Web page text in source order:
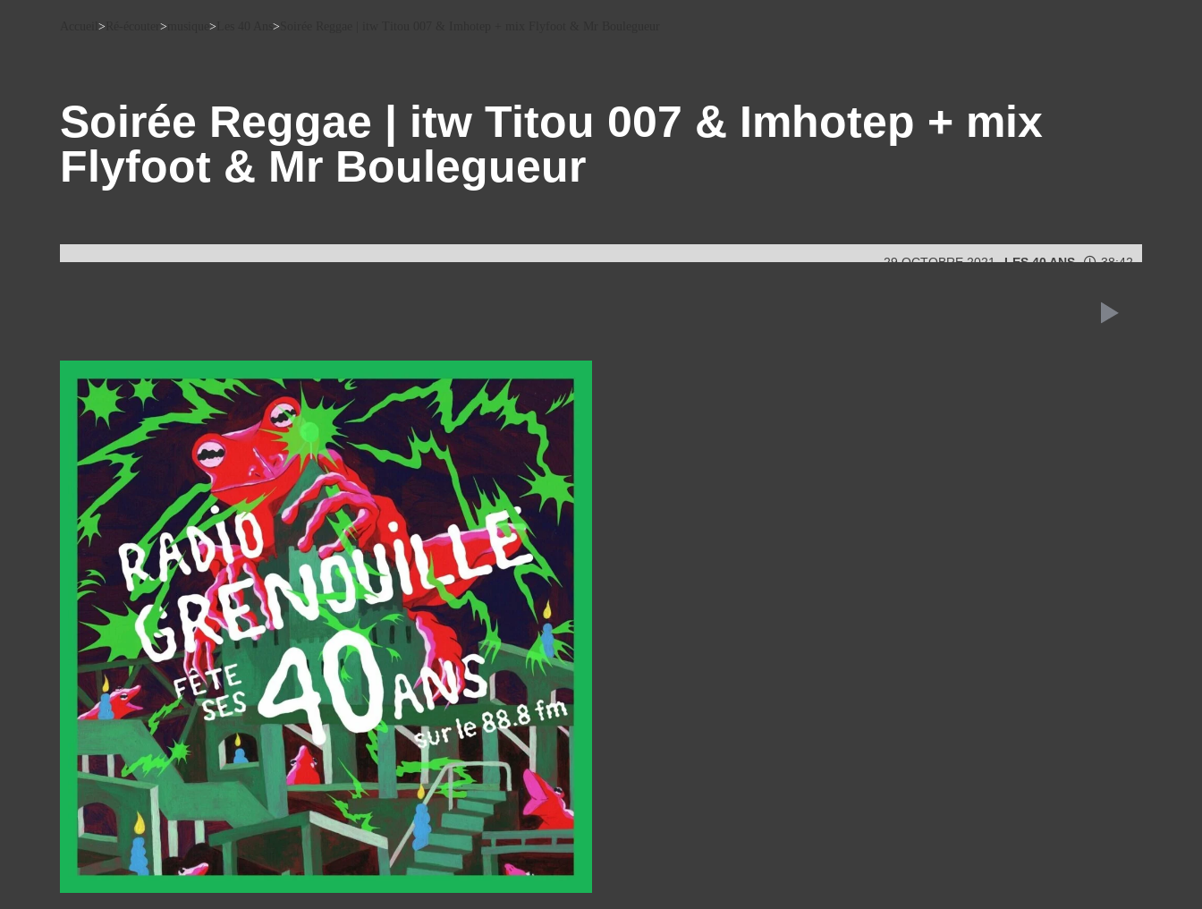
> > > >
Soirée Reggae | itw Titou 007 & Imhotep + mix
Flyfoot & Mr Boulegueur
29 OCTOBRE 2021 LES 40 ANS 38:42